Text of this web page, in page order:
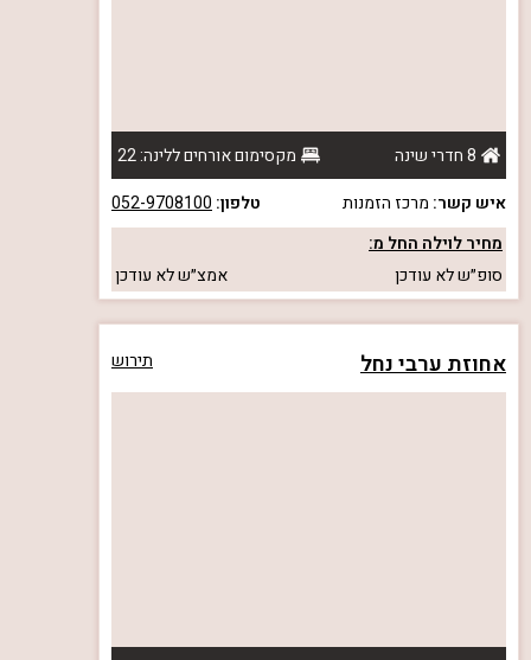
8 חדרי שינה
מקסימום אורחים ללינה: 22
איש קשר: מרכז הזמנות טלפון: 052-9708100
מחיר לוילה החל מ:
סופ״שלא עודכן אמצ״שלא עודכן
אחוזת ערבי נחל תירוש